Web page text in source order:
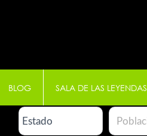
BLOG SALA DE LAS LEYENDAS